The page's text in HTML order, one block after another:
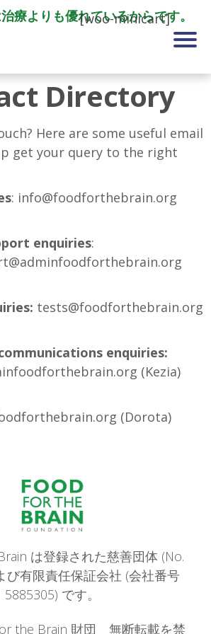
療よりも優れているからです。
[woo-minicart]
Directory
Here are some useful email
get your query to the right
: info@foodforthebrain.org
enquiries:
tests@foodforthebrain.org
enquiries:
(Kezia)
(Dorota)
は登録された慈善団体 (No.
び有限責任保証会社 (会社番号
5885305) です。
the Brain 財団 無断転載を禁